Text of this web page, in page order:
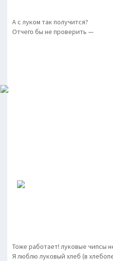
А с луком так получится?
Отчего бы не проверить —
Тоже работает! луковые чипсы
Я люблю луковый хлеб (в